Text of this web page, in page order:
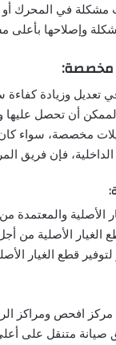
مشكلة في المحرك أو
وإصلاحها بأعلى
مخصصة:
تعديل وزيادة
أن تحصل
مخصصة، سواء
الداخلية، فإن فريق
الأصلية
الأصلية من
قطع الغيار
افحص ومراكز
صيانة متنقل على